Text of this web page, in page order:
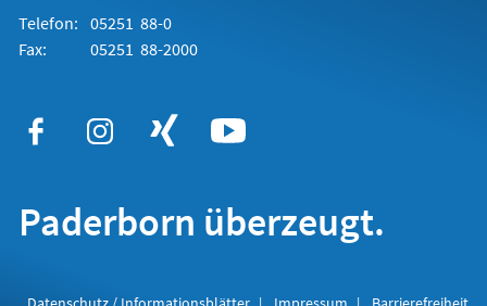
Telefon: 05251 88-0
Fax:
05251 88-2000
Paderborn überzeugt.